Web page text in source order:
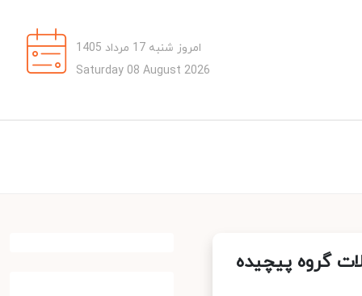
امروز شنبه 17 مرداد 1405
Saturday 08 August 2026
گروه پیچیده